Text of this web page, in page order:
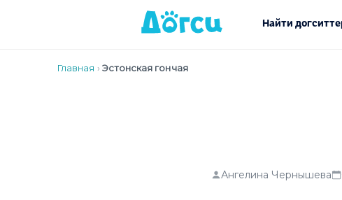
Найти
Главная › Эстонская гончая
Ангелина Чернышева